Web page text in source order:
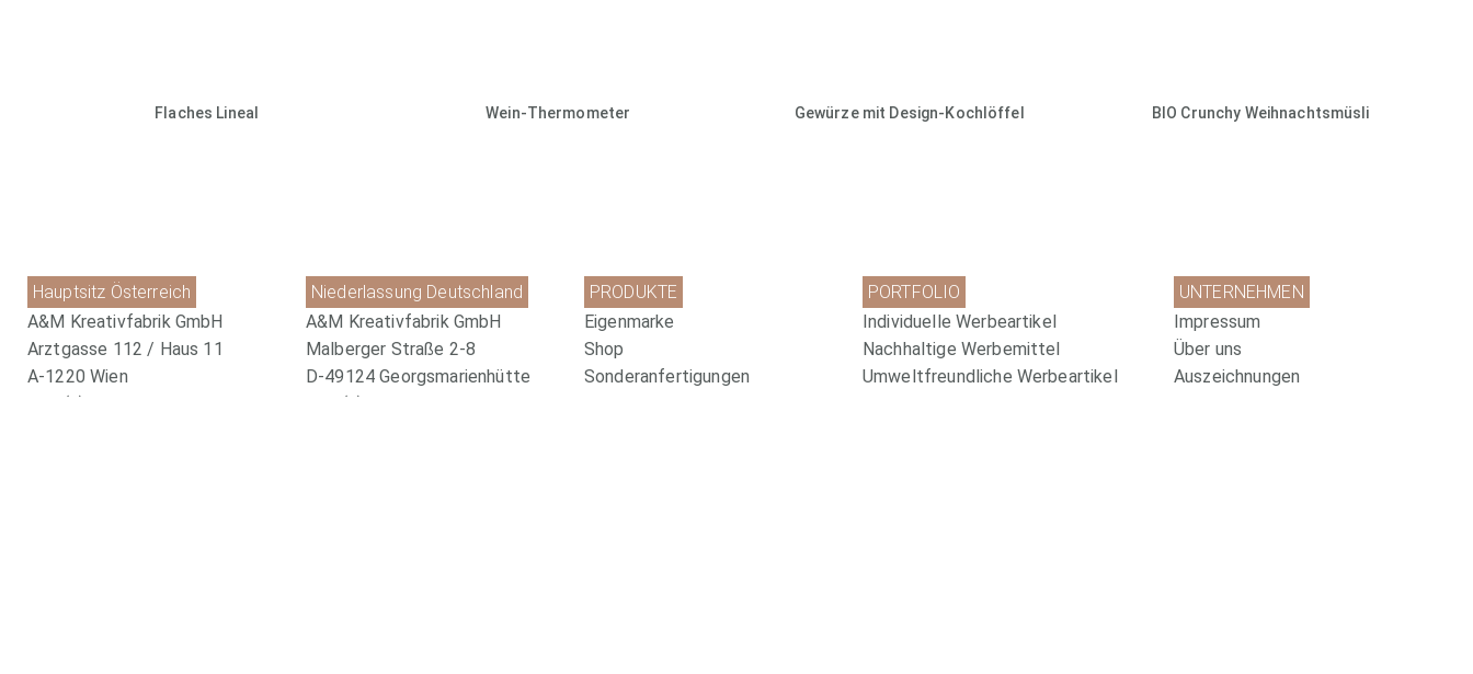
Flaches Lineal Wein-Thermometer Gewürze mit Design-Kochlöffel BIO Crunchy Weihnachtsmüsli
Hauptsitz Österreich
A&M Kreativfabrik GmbH
Arztgasse 112 / Haus 11
A-1220 Wien
Niederlassung Deutschland
A&M Kreativfabrik GmbH
Malberger Straße 2-8
D-49124 Georgsmarienhütte
PRODUKTE
Eigenmarke
Shop
Sonderanfertigungen
PORTFOLIO
Individuelle Werbeartikel
Nachhaltige Werbemittel
Umweltfreundliche Werbeartikel
UNTERNEHMEN
Impressum
Über uns
Auszeichnungen